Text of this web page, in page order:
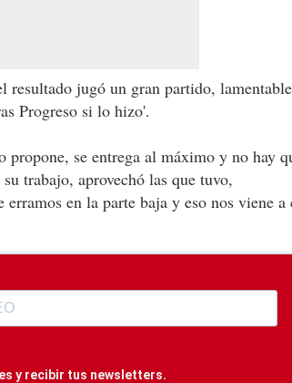
resultado jugó un gran partido,
Progreso si lo hizo'.
propone, se entrega al máximo y no hay
trabajo, aprovechó las que tuvo,
en la parte baja y eso nos viene a
y recibir tus newsletters.